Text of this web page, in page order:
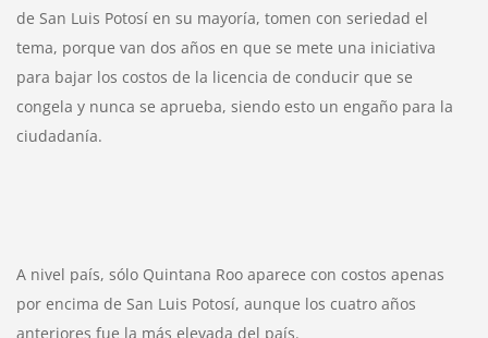
de San Luis Potosí en su mayoría, tomen con seriedad el
tema, porque van dos años en que se mete una iniciativa
para bajar los costos de la licencia de conducir que se
congela y nunca se aprueba, siendo esto un engaño para la
ciudadanía.
A nivel país, sólo Quintana Roo aparece con costos apenas
por encima de San Luis Potosí, aunque los cuatro años
anteriores fue la más elevada del país.